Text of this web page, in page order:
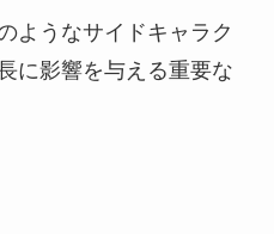
ようなサイドキャラク
に影響を与える重要な